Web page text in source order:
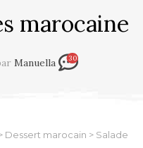
marocaine
Manuella 30
Dessert marocain > Salade